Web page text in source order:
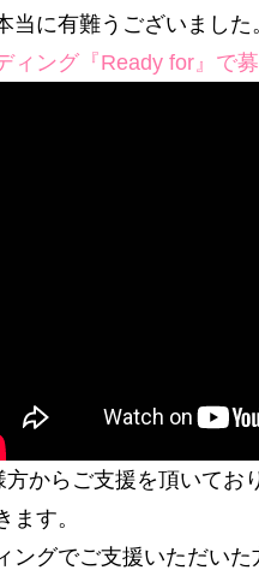
当に有難うございました
ィング『Ready for』で
からご支援を頂いてお
ます。
ングでご支援いただい